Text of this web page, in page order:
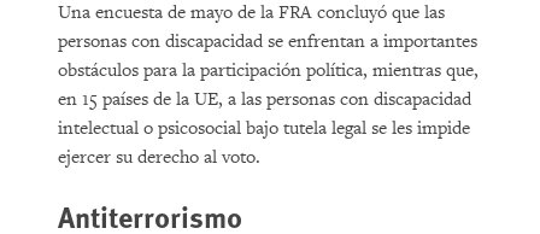
Una encuesta de mayo de la FRA concluyó que las
personas con discapacidad se enfrentan a importantes
obstáculos para la participación política, mientras que,
en 15 países de la UE, a las personas con discapacidad
intelectual o psicosocial bajo tutela legal se les impide
ejercer su derecho al voto.
Antiterrorismo